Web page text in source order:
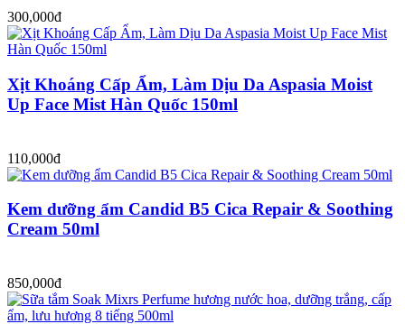
300,000đ
Xịt Khoáng Cấp Ẩm, Làm Dịu Da Aspasia Moist
Up Face Mist Hàn Quốc 150ml
110,000đ
Kem dưỡng ẩm Candid B5 Cica Repair & Soothing
Cream 50ml
850,000đ